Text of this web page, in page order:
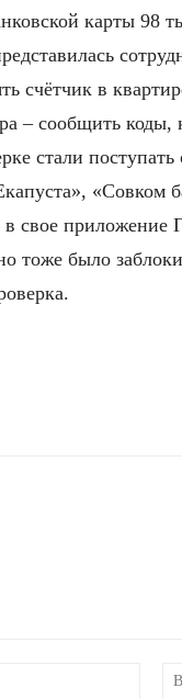
карты 98
счётчик в
– сообщить
стали
«Совком
свое приложение
тоже было